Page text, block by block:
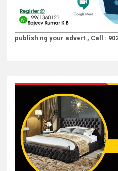
publishing your advert., Call :